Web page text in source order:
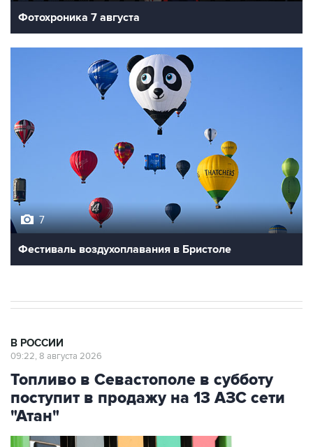
Фестиваль воздухоплавания в Бристоле
Топливо в Севастополе в субботу
поступит в продажу на 13 АЗС сети
"Атан"